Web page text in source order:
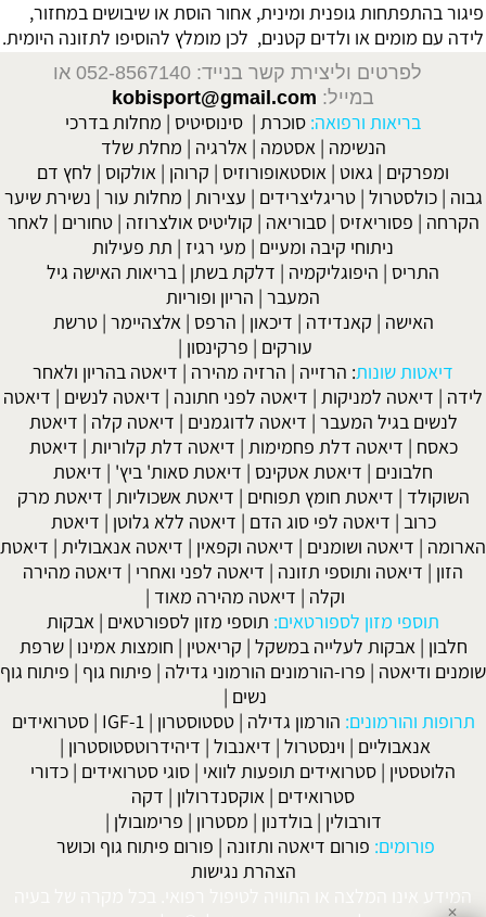
פיגור בהתפתחות גופנית ומינית, אחור הוסת או שיבושים במחזור,
לידה עם מומים או ולדים קטנים, לכן מומלץ להוסיפו לתזונה היומית.
לפרטים וליצירת קשר בנייד: 052-8567140
או
במייל: kobisport@gmail.com
בריאות ורפואה: סוכרת | סינוסיטיס | מחלות בדרכי
הנשימה | אסטמה | אלרגיה | מחלת שלד
ומפרקים | גאוט | אוסטאופורוזיס | קרוהן | אולקוס | לחץ דם
גבוה |כולסטרול |טריגליצרידים | עצירות | מחלות עור | נשירת שיער
הקרחה | פסוריאזיס |סבוריאה | קוליטיס אולצרוזה |טחורים | לאחר
ניתוחי קיבה ומעיים | מעי רגיז | תת פעילות
התריס | היפוגליקמיה | דלקת בשתן | בריאות האישה גיל
המעבר | הריון ופוריות
האישה | קאנדידה | דיכאון | הרפס | אלצהיימר |טרשת
עורקים | פרקינסון |
דיאטות שונות: הרזייה | הרזיה מהירה | דיאטה בהריון ולאחר
לידה | דיאטה למניקות | דיאטה לפני חתונה | דיאטה לנשים | דיאטה
לנשים בגיל המעבר | דיאטה לדוגמנים | דיאטה קלה | דיאטת
כאסח | דיאטה דלת פחמימות | דיאטה דלת קלוריות | דיאטת
חלבונים | דיאטת אטקינס | דיאטת סאות' ביץ' | דיאטת
השוקולד | דיאטת חומץ תפוחים | דיאטת אשכוליות | דיאטת מרק
כרוב | דיאטה לפי סוג הדם | דיאטה ללא גלוטן | דיאטת
הארומה | דיאטה ושומנים | דיאטה וקפאין | דיאטה אנאבולית | דיאטת
הזון | דיאטה ותוספי תזונה | דיאטה לפני ואחרי | דיאטה מהירה
וקלה | דיאטה מהירה מאוד |
תוספי מזון לספורטאים: תוספי מזון לספורטאים | אבקות
חלבון | אבקות לעלייה במשקל | קריאטין | חומצות אמינו |שרפת
שומנים ודיאטה | פרו-הורמונים הורמוני גדילה | פיתוח גוף | פיתוח גוף
נשים |
תרופות והורמונים: הורמון גדילה |טסטוסטרון |
IGF-1
|סטרואידים
אנאבוליים | וינסטרול | דיאנבול | דיהידרוטסטוסטרון |
הלוטסטין | סטרואידים תופעות לוואי | סוגי סטרואידים | כדורי
סטרואידים | אוקסנדרולון | דקה
דורבולין | בולדנון | מסטרון | פרימובולן |
פורומים: פורום דיאטה ותזונה | פורום פיתוח גוף וכושר
הצהרת נגישות
המידע אינו המלצה או התוויה לטיפול רפואי. בכל מקרה של בעיה
✕